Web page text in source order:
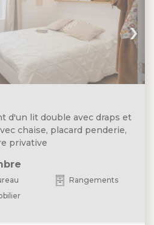
›
d'un lit double avec draps et
chaise, placard penderie,
privative
Rangements